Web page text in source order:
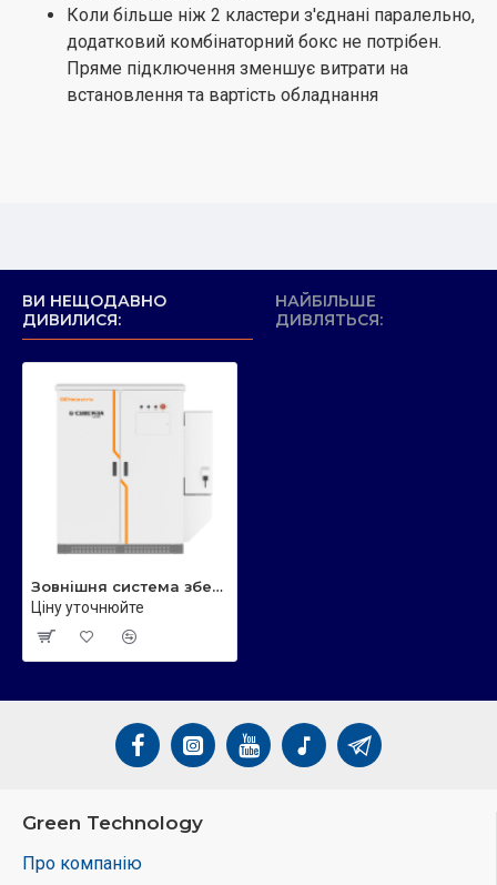
Коли більше ніж 2 кластери з'єднані паралельно,
додатковий комбінаторний бокс не потрібен.
Пряме підключення зменшує витрати на
встановлення та вартість обладнання
ВИ НЕЩОДАВНО
ДИВИЛИСЯ:
НАЙБІЛЬШЕ
ДИВЛЯТЬСЯ:
Зовнішня система зберігання енергії GENelectric G-CUBE 143kWh
Ціну уточнюйте
Green Technology
Про компанію